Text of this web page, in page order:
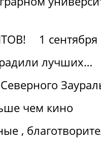
1 сентября
лучших…
чем кино
,